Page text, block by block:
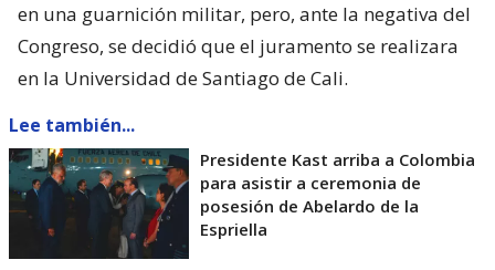
en una guarnición militar, pero, ante la negativa del
Congreso, se decidió que el juramento se realizara
en la Universidad de Santiago de Cali.
Lee también...
Presidente Kast arriba a Colombia
para asistir a ceremonia de
posesión de Abelardo de la
Espriella